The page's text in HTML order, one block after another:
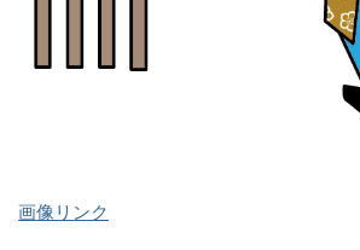
画像リンク